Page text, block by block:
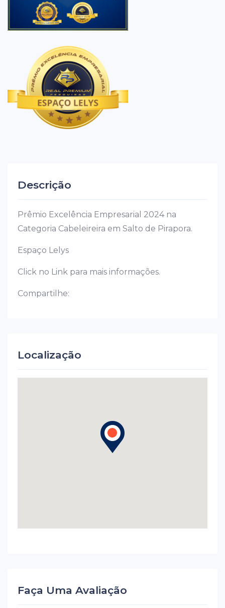
Descrição
Prêmio Excelência Empresarial 2024 na
Categoria Cabeleireira em Salto de Pirapora.
Espaço Lelys
Click no Link para mais informações.
Compartilhe:
Localização
Faça Uma Avaliação